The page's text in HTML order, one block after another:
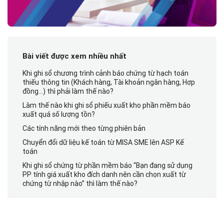
Bài viết được xem nhiều nhất
Khi ghi sổ chương trình cảnh báo chứng từ hạch toán
thiếu thông tin (Khách hàng, Tài khoản ngân hàng, Hợp
đồng…) thì phải làm thế nào?
Làm thế nào khi ghi sổ phiếu xuất kho phần mềm báo
xuất quá số lượng tồn?
Các tính năng mới theo từng phiên bản
Chuyển đổi dữ liệu kế toán từ MISA SME lên ASP Kế
toán
Khi ghi sổ chứng từ phần mềm báo “Bạn đang sử dụng
PP tính giá xuất kho đích danh nên cần chọn xuất từ
chứng từ nhập nào” thì làm thế nào?